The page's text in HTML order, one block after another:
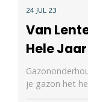
24 JUL 23
Van
Hele
je gazon het